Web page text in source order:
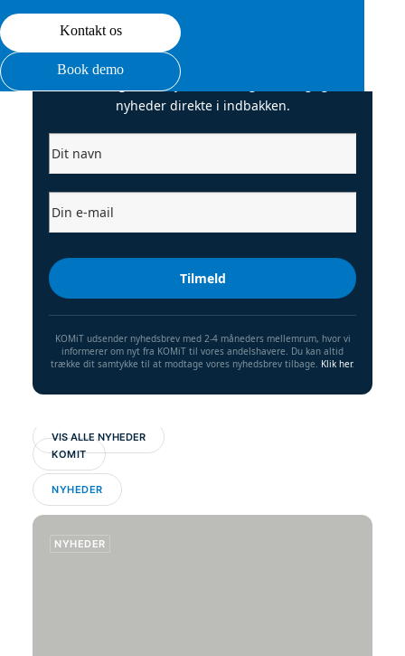
Kontakt os
Book demo
Tilmeld nyhedsbrev
Tilmeld dig vores nyhedsbrev og få de vigtigste
nyheder direkte i indbakken.
KOMiT udsender nyhedsbrev med 2-4 måneders mellemrum, hvor vi
informerer om nyt fra KOMiT til vores andelshavere. Du kan altid
trække dit samtykke til at modtage vores nyhedsbrev tilbage. Klik her.
VIS ALLE NYHEDER
KOMIT
NYHEDER
NYHEDER